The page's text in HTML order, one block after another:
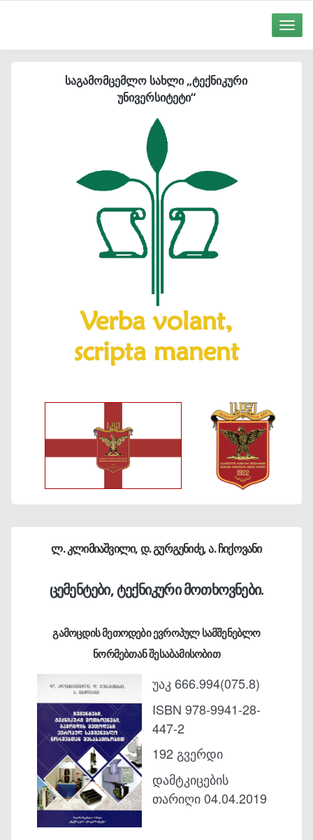
Toggle
საგამომცემლო სახლი „ტექნიკური
უნივერსიტეტი“
ლ. კლიმიაშვილი, დ. გურგენიძე, ა. ჩიქოვანი
ცემენტები, ტექნიკური მოთხოვნები.
გამოცდის მეთოდები ევროპულ სამშენებლო
ნორმებთან შესაბამისობით
უაკ 666.994(075.8)
ISBN 978-9941-28-
447-2
192 გვერდი
დამტკიცების
თარიღი 04.04.2019